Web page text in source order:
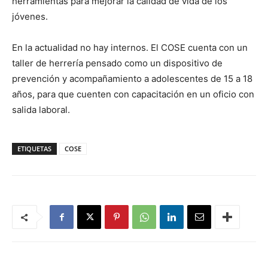
jóvenes.
En la actualidad no hay internos. El COSE cuenta con un
taller de herrería pensado como un dispositivo de
prevención y acompañamiento a adolescentes de 15 a 18
años, para que cuenten con capacitación en un oficio con
salida laboral.
ETIQUETAS COSE